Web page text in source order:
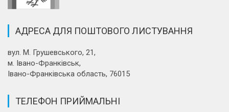
АДРЕСА ДЛЯ ПОШТОВОГО ЛИСТУВАННЯ
вул. М. Грушевського, 21,
м. Івано-Франківськ,
Івано-Франківська область, 76015
ТЕЛЕФОН ПРИЙМАЛЬНІ